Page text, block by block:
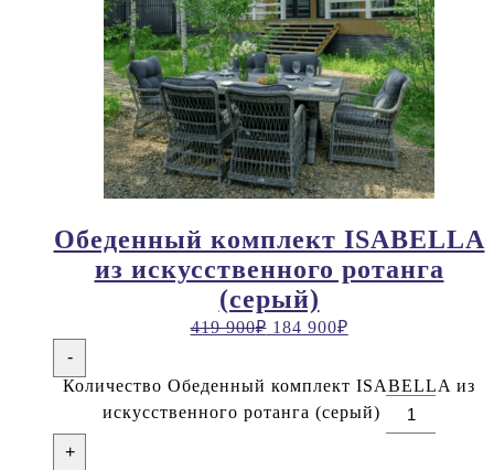
Обеденный комплект ISABELLA
из искусственного ротанга
(серый)
419 900₽ 184 900₽
-
Количество Обеденный комплект ISABELLA из
искусственного ротанга (серый)
+